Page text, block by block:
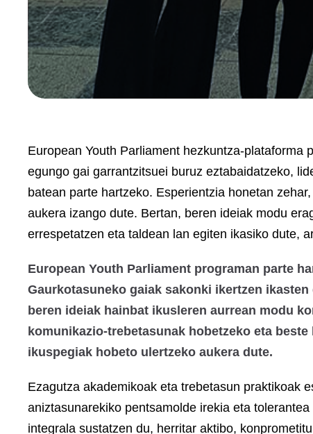
European Youth Parliament hezkuntza-
egungo gai garrantzitsuei buruz eztabaidatzeko,
batean parte hartzeko. Esperientzia honetan
aukera izango dute. Bertan, beren ideiak modu
errespetatzen eta taldean lan egiten ikasiko dute,
European Youth Parliament programan parte
Gaurkotasuneko gaiak sakonki ikertzen
beren ideiak hainbat ikusleren aurrean modu
komunikazio-trebetasunak hobetzeko eta
ikuspegiak hobeto ulertzeko aukera dute.
Ezagutza akademikoak eta trebetasun praktikoak
aniztasunarekiko pentsamolde irekia eta
integrala sustatzen du, herritar aktibo,